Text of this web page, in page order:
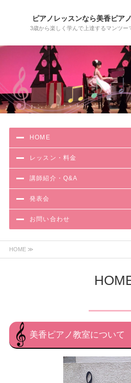
ピアノレッスンなら美香ピア
3歳から楽しく学んで上達するマンツー
HOME
レッスン・料金
講師紹介・Q&A
発表会
お問い合わせ
HOME ≫
美香ピアノ教室について